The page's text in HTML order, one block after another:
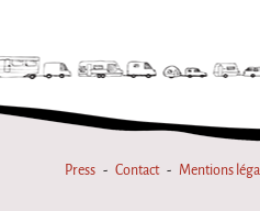
Press Contact Mentions